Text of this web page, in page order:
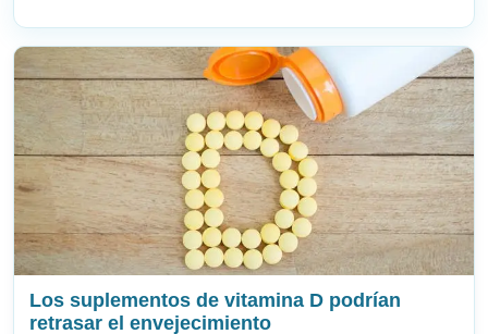
Los suplementos de vitamina D podrían
retrasar el envejecimiento